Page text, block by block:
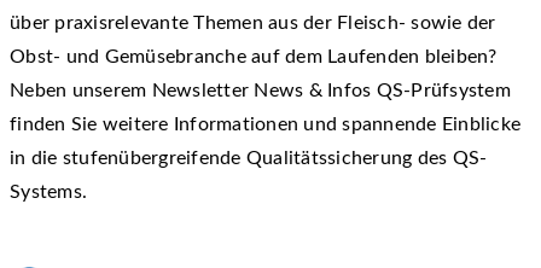
über praxisrelevante Themen aus der Fleisch- sowie der
Obst- und Gemüsebranche auf dem Laufenden bleiben?
Neben unserem Newsletter News & Infos QS-Prüfsystem
finden Sie weitere Informationen und spannende Einblicke
in die stufenübergreifende Qualitätssicherung des QS-
Systems.